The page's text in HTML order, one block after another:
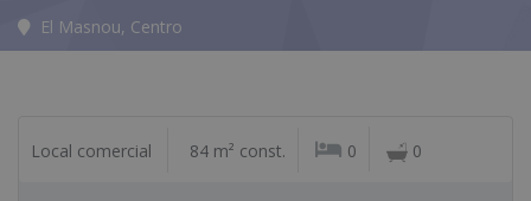
El Masnou, Centro
Local comercial 84 m² const. 0 0